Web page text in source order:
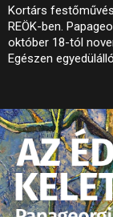
Kortárs
REÖK-ben.
október 18-tól
Egészen